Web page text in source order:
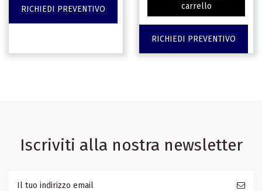
RICHIEDI PREVENTIVO
carrello
RICHIEDI PREVENTIVO
Iscriviti alla nostra newsletter